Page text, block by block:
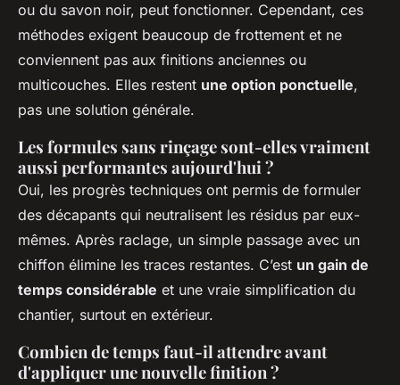
ou du savon noir, peut fonctionner. Cependant, ces
méthodes exigent beaucoup de frottement et ne
conviennent pas aux finitions anciennes ou
multicouches. Elles restent une option ponctuelle,
pas une solution générale.
Les formules sans rinçage sont-elles vraiment
aussi performantes aujourd'hui ?
Oui, les progrès techniques ont permis de formuler
des décapants qui neutralisent les résidus par eux-
mêmes. Après raclage, un simple passage avec un
chiffon élimine les traces restantes. C’est un gain de
temps considérable et une vraie simplification du
chantier, surtout en extérieur.
Combien de temps faut-il attendre avant
d'appliquer une nouvelle finition ?